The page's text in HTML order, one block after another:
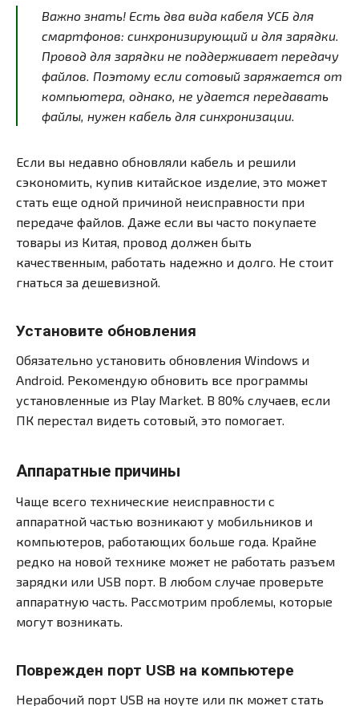
Важно знать! Есть два вида кабеля УСБ для
смартфонов: синхронизирующий и для зарядки.
Провод для зарядки не поддерживает передачу
файлов. Поэтому если сотовый заряжается от
компьютера, однако, не удается передавать
файлы, нужен кабель для синхронизации.
Если вы недавно обновляли кабель и решили
сэкономить, купив китайское изделие, это может
стать еще одной причиной неисправности при
передаче файлов. Даже если вы часто покупаете
товары из Китая, провод должен быть
качественным, работать надежно и долго. Не стоит
гнаться за дешевизной.
Установите обновления
Обязательно установить обновления Windows и
Android. Рекомендую обновить все программы
установленные из Play Market. В 80% случаев, если
ПК перестал видеть сотовый, это помогает.
Аппаратные причины
Чаще всего технические неисправности с
аппаратной частью возникают у мобильников и
компьютеров, работающих больше года. Крайне
редко на новой технике может не работать разъем
зарядки или USB порт. В любом случае проверьте
аппаратную часть. Рассмотрим проблемы, которые
могут возникать.
Поврежден порт USB на компьютере
Нерабочий порт USB на ноуте или пк может стать